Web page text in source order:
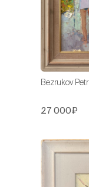
Bezrukov Petr
27 000₽